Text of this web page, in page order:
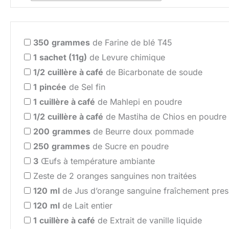
350 grammes de Farine de blé T45
1 sachet (11g) de Levure chimique
1/2 cuillère à café de Bicarbonate de soude
1 pincée de Sel fin
1 cuillère à café de Mahlepi en poudre
1/2 cuillère à café de Mastiha de Chios en poudre
200 grammes de Beurre doux pommade
250 grammes de Sucre en poudre
3 Œufs à température ambiante
Zeste de 2 oranges sanguines non traitées
120 ml de Jus d’orange sanguine fraîchement
120 ml de Lait entier
1 cuillère à café de Extrait de vanille liquide